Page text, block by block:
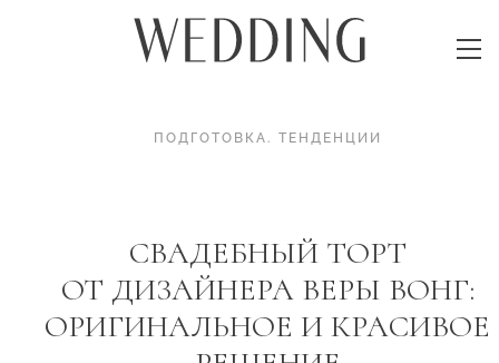
ПОДГОТОВКА. ТЕНДЕНЦИИ
СВАДЕБНЫЙ ТОРТ
ОТ ДИЗАЙНЕРА ВЕРЫ ВОНГ:
ОРИГИНАЛЬНОЕ И КРАСИВОЕ